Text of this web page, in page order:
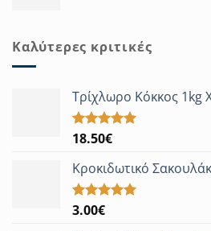
Καλύτερες κριτικές
Τρίχλωρο Κόκκος 1kg
Βαθμολογήθηκε
από 5
18.50€
Κροκιδωτικό
Βαθμολογήθηκε
3.00€